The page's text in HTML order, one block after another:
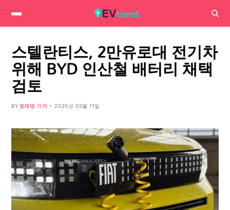
스텔란티스, 2만유로대 전기차
위해 BYD 인산철 배터리 채택
검토
BY 정재영 기자 2025년 02월 11일